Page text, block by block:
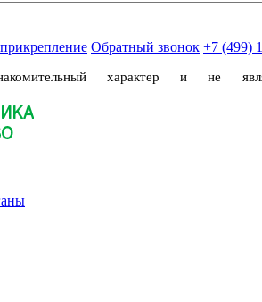
Обратный звонок +7 (499)
характер и не